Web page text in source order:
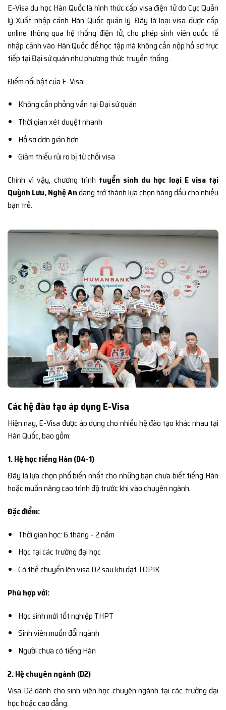
E-Visa du học Hàn Quốc là hình thức cấp visa điện tử do Cục Quản
lý Xuất nhập cảnh Hàn Quốc quản lý. Đây là loại visa được cấp
online thông qua hệ thống điện tử, cho phép sinh viên quốc tế
nhập cảnh vào Hàn Quốc để học tập mà không cần nộp hồ sơ trực
tiếp tại Đại sứ quán như phương thức truyền thống.
Điểm nổi bật của E-Visa:
Không cần phỏng vấn tại Đại sứ quán
Thời gian xét duyệt nhanh
Hồ sơ đơn giản hơn
Giảm thiểu rủi ro bị từ chối visa
Chính vì vậy, chương trình tuyển sinh du học loại E visa tại
Quỳnh Lưu, Nghệ Anđang trở thành lựa chọn hàng đầu cho nhiều
bạn trẻ.
Các hệ đào tạo áp dụng E-Visa
Hiện nay, E-Visa được áp dụng cho nhiều hệ đào tạo khác nhau tại
Hàn Quốc, bao gồm:
1. Hệ học tiếng Hàn (D4-1)
Đây là lựa chọn phổ biến nhất cho những bạn chưa biết tiếng Hàn
hoặc muốn nâng cao trình độ trước khi vào chuyên ngành.
Đặc điểm:
Thời gian học: 6 tháng – 2 năm
Học tại các trường đại học
Có thể chuyển lên visa D2 sau khi đạt TOPIK
Phù hợp với:
Học sinh mới tốt nghiệp THPT
Sinh viên muốn đổi ngành
Người chưa có tiếng Hàn
2. Hệ chuyên ngành (D2)
Visa D2 dành cho sinh viên học chuyên ngành tại các trường đại
học hoặc cao đẳng.